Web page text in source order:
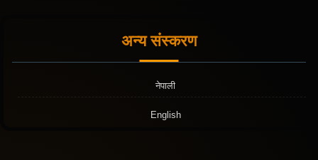
अन्य संस्करण
नेपाली
English